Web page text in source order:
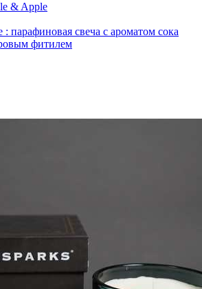
& Apple
: парафиновая свеча с ароматом сока
фитилем